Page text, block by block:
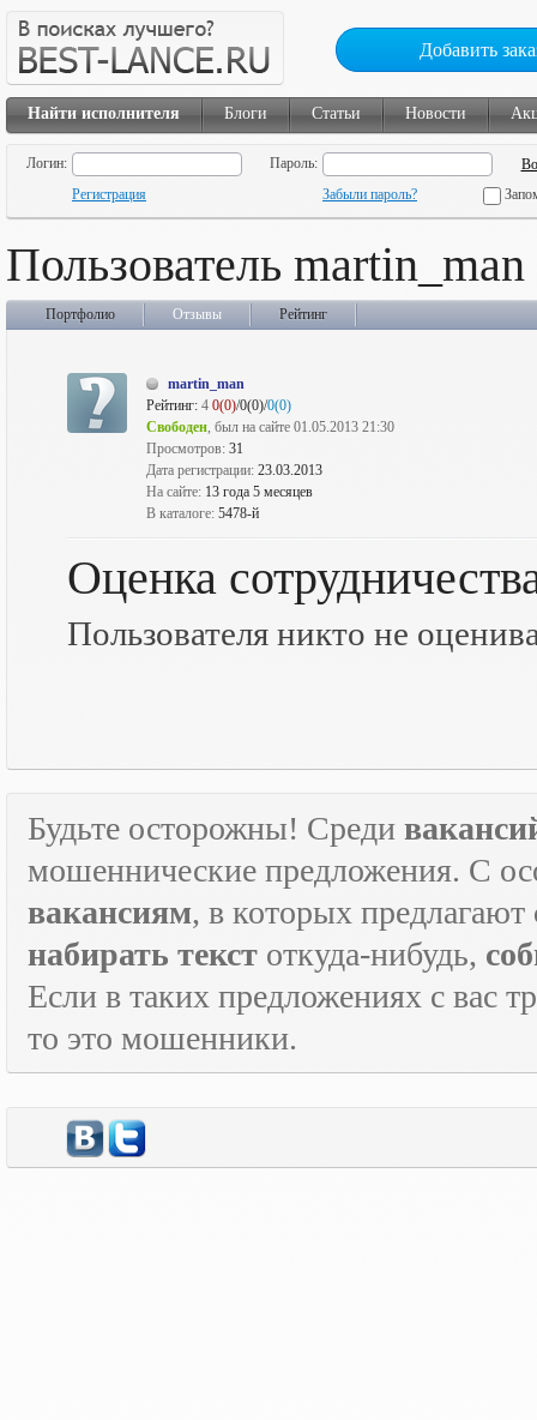
Добавить
Найти исполнителя Блоги Статьи Новости
Логин:
Пароль:
Регистрация
Забыли пароль?
Пользователь martin_man
Портфолио Отзывы Рейтинг
martin_man
Рейтинг: 4 0(0)/0(0)/0(0)
Свободен, был на сайте 01.05.2013 21:30
Просмотров: 31
Дата регистрации: 23.03.2013
На сайте: 13 года 5 месяцев
В каталоге: 5478-й
Оценка
Пользователя никто не
Будьте осторожны! Среди
мошеннические предложения. С
вакансиям, в которых предлагают
набирать текст откуда-нибудь,
Если в таких предложениях с вас
то это мошенники.